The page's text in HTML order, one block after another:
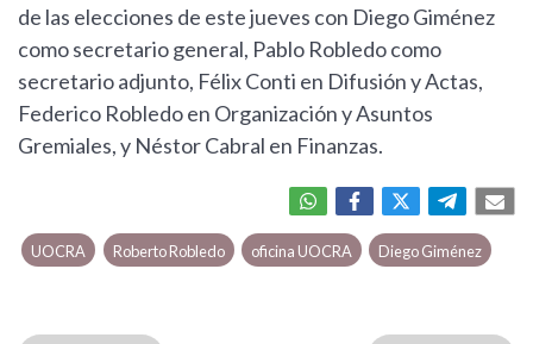
de las elecciones de este jueves con Diego Giménez
como secretario general, Pablo Robledo como
secretario adjunto, Félix Conti en Difusión y Actas,
Federico Robledo en Organización y Asuntos
Gremiales, y Néstor Cabral en Finanzas.
UOCRA Roberto Robledo oficina UOCRA Diego Giménez